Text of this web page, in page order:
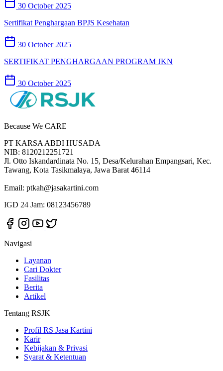
30 October 2025
Sertifikat Penghargaan BPJS Kesehatan
30 October 2025
SERTIFIKAT PENGHARGAAN PROGRAM JKN
30 October 2025
Because We CARE
PT KARSA ABDI HUSADA
NIB: 8120212251721
Jl. Otto Iskandardinata No. 15, Desa/Kelurahan Empangsari, Kec.
Tawang, Kota Tasikmalaya, Jawa Barat 46114
Email: ptkah@jasakartini.com
IGD 24 Jam: 08123456789
Navigasi
Layanan
Cari Dokter
Fasilitas
Berita
Artikel
Tentang RSJK
Profil RS Jasa Kartini
Karir
Kebijakan & Privasi
Syarat & Ketentuan